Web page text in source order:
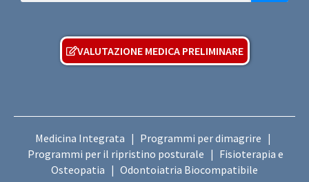
VALUTAZIONE MEDICA PRELIMINARE
Medicina Integrata Programmi per dimagrire
Programmi per il ripristino posturale
Fisioterapia e
Osteopatia
Odontoiatria Biocompatibile